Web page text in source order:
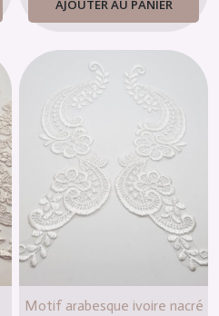
AJOUTER AU PANIER
Motif arabesque ivoire nacré